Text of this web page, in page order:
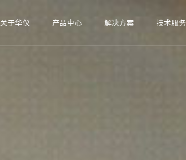
关于华仪 产品中心 解决方案 技术服务